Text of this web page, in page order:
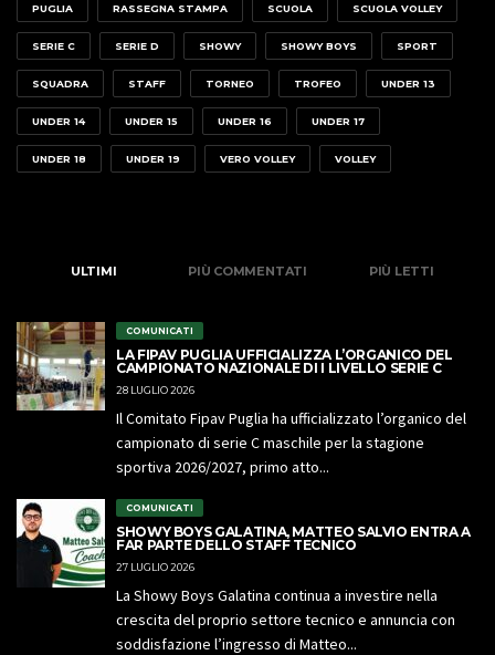
PUGLIA RASSEGNA STAMPA SCUOLA SCUOLA VOLLEY
SERIE C SERIE D SHOWY SHOWY BOYS SPORT
SQUADRA STAFF TORNEO TROFEO UNDER 13
UNDER 14 UNDER 15 UNDER 16 UNDER 17
UNDER 18 UNDER 19 VERO VOLLEY VOLLEY
ULTIMI PIÙ COMMENTATI PIÙ LETTI
COMUNICATI
LA FIPAV PUGLIA UFFICIALIZZA L’ORGANICO DEL
CAMPIONATO NAZIONALE DI I LIVELLO SERIE C
28 LUGLIO 2026
Il Comitato Fipav Puglia ha ufficializzato l’organico del
campionato di serie C maschile per la stagione
sportiva 2026/2027, primo atto...
COMUNICATI
SHOWY BOYS GALATINA, MATTEO SALVIO ENTRA A
FAR PARTE DELLO STAFF TECNICO
27 LUGLIO 2026
La Showy Boys Galatina continua a investire nella
crescita del proprio settore tecnico e annuncia con
soddisfazione l’ingresso di Matteo...